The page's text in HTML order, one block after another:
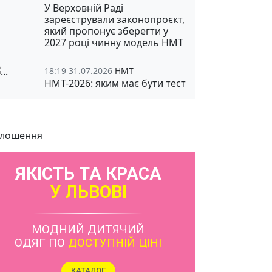
У Верховній Раді
зареєстрували законопроєкт,
який пропонує зберегти у
2027 році чинну модель НМТ
18:19 31.07.2026 НМТ
НМТ-2026: яким має бути тест
ЯКІСТЬ ТА КРАСА
У ЛЬВОВІ
МОДНИЙ ДИТЯЧИЙ
ОДЯГ ПО ДОСТУПНІЙ ЦІНІ